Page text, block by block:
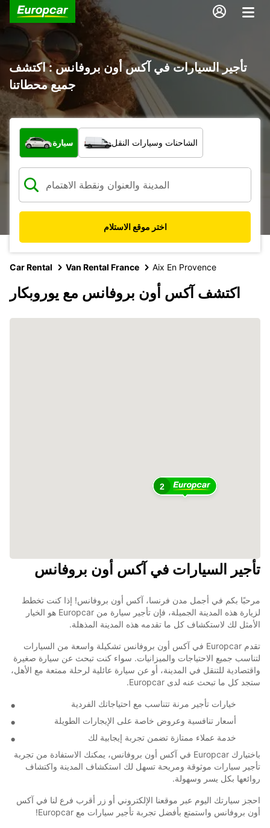
تأجير السيارات في آكس أون بروفانس : اكتشف
جميع محطاتنا
ما نوع المركبة؟
سيارة الشاحنات وسيارات النقل
اختر موقع الاستلام
Car Rental Van Rental France Aix En Provence
اكتشف آكس أون بروفانس مع يوروبكار
2
تأجير السيارات في آكس أون بروفانس
مرحبًا بكم في أجمل مدن فرنسا، آكس أون بروفانس! إذا كنت تخطط
لزيارة هذه المدينة الجميلة، فإن تأجير سيارة من Europcar هو الخيار
الأمثل لك لاستكشاف كل ما تقدمه هذه المدينة المذهلة.
تقدم Europcar في آكس أون بروفانس تشكيلة واسعة من السيارات
لتناسب جميع الاحتياجات والميزانيات. سواء كنت تبحث عن سيارة صغيرة
واقتصادية للتنقل في المدينة، أو عن سيارة عائلية لرحلة ممتعة مع الأهل،
ستجد كل ما تبحث عنه لدى Europcar.
خيارات تأجير مرنة تتناسب مع احتياجاتك الفردية
أسعار تنافسية وعروض خاصة على الإيجارات الطويلة
خدمة عملاء ممتازة تضمن تجربة إيجابية لك
باختيارك Europcar في آكس أون بروفانس، يمكنك الاستفادة من تجربة
تأجير سيارات موثوقة ومريحة تسهل لك استكشاف المدينة واكتشاف
روائعها بكل يسر وسهولة.
احجز سيارتك اليوم عبر موقعنا الإلكتروني أو زر أقرب فرع لنا في آكس
أون بروفانس واستمتع بأفضل تجربة تأجير سيارات مع Europcar!